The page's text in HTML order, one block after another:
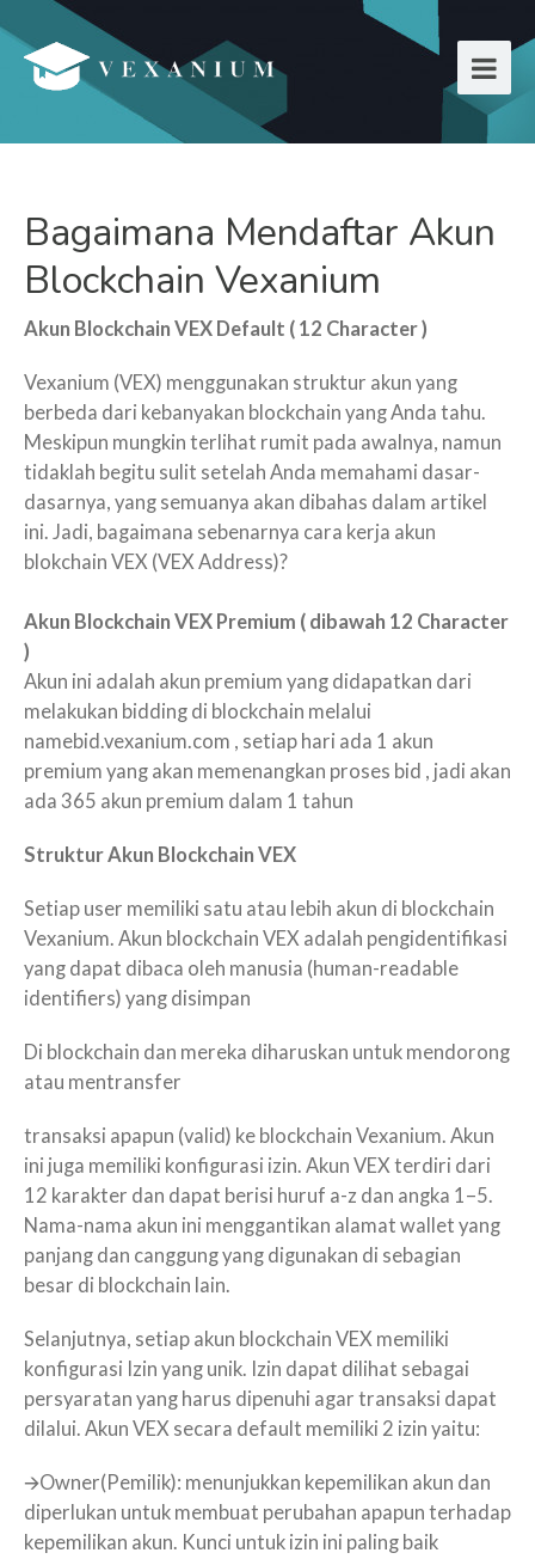
Bagaimana Mendaftar Akun
Blockchain Vexanium
Akun Blockchain VEX Default ( 12 Character )
Vexanium (VEX) menggunakan struktur akun yang
berbeda dari kebanyakan blockchain yang Anda tahu.
Meskipun mungkin terlihat rumit pada awalnya, namun
tidaklah begitu sulit setelah Anda memahami dasar-
dasarnya, yang semuanya akan dibahas dalam artikel
ini. Jadi, bagaimana sebenarnya cara kerja akun
blokchain VEX (VEX Address)?
Akun Blockchain VEX Premium ( dibawah 12 Character
)
Akun ini adalah akun premium yang didapatkan dari
melakukan bidding di blockchain melalui
namebid.vexanium.com , setiap hari ada 1 akun
premium yang akan memenangkan proses bid , jadi akan
ada 365 akun premium dalam 1 tahun
Struktur Akun Blockchain VEX
Setiap user memiliki satu atau lebih akun di blockchain
Vexanium. Akun blockchain VEX adalah pengidentifikasi
yang dapat dibaca oleh manusia (human-readable
identifiers) yang disimpan
Di blockchain dan mereka diharuskan untuk mendorong
atau mentransfer
transaksi apapun (valid) ke blockchain Vexanium. Akun
ini juga memiliki konfigurasi izin. Akun VEX terdiri dari
12 karakter dan dapat berisi huruf a-z dan angka 1–5.
Nama-nama akun ini menggantikan alamat wallet yang
panjang dan canggung yang digunakan di sebagian
besar di blockchain lain.
Selanjutnya, setiap akun blockchain VEX memiliki
konfigurasi Izin yang unik. Izin dapat dilihat sebagai
persyaratan yang harus dipenuhi agar transaksi dapat
dilalui. Akun VEX secara default memiliki 2 izin yaitu:
🡪Owner(Pemilik): menunjukkan kepemilikan akun dan
diperlukan untuk membuat perubahan apapun terhadap
kepemilikan akun. Kunci untuk izin ini paling baik